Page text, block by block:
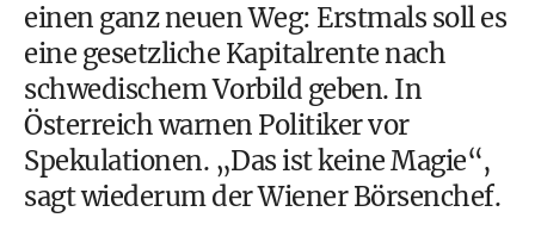
einen ganz neuen Weg: Erstmals soll es
eine gesetzliche Kapitalrente nach
schwedischem Vorbild geben. In
Österreich warnen Politiker vor
Spekulationen. „Das ist keine Magie“,
sagt wiederum der Wiener Börsenchef.